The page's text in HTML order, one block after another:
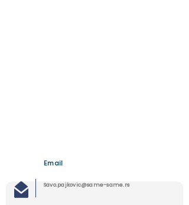
Email
Savo.pajkovic@same-same.rs